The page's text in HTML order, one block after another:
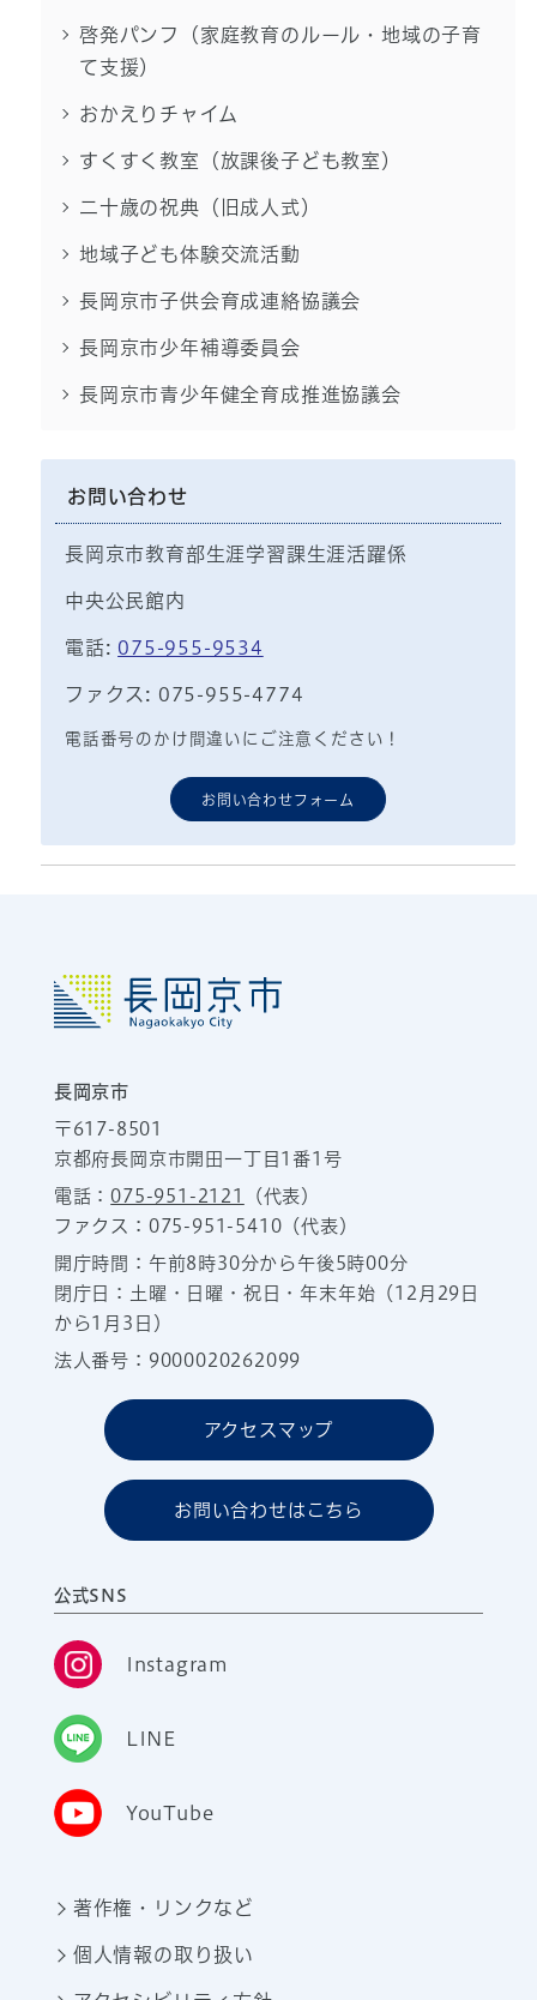
啓発パンフ（家庭教育のルール・地域の子育
て支援）
おかえりチャイム
すくすく教室（放課後子ども教室）
二十歳の祝典（旧成人式）
地域子ども体験交流活動
長岡京市子供会育成連絡協議会
長岡京市少年補導委員会
長岡京市青少年健全育成推進協議会
お問い合わせ
長岡京市教育部生涯学習課生涯活躍係
中央公民館内
電話: 075-955-9534
ファクス: 075-955-4774
電話番号のかけ間違いにご注意ください！
お問い合わせフォーム
長岡京市
〒617-8501
京都府長岡京市開田一丁目1番1号
電話：075-951-2121
（代表）
ファクス：075-951-5410（代表）
開庁時間：午前8時30分から午後5時00分
閉庁日：土曜・日曜・祝日・年末年始（12月29日
から1月3日）
法人番号：9000020262099
アクセスマップ
お問い合わせはこちら
公式SNS
Instagram
LINE
YouTube
著作権・リンクなど
個人情報の取り扱い